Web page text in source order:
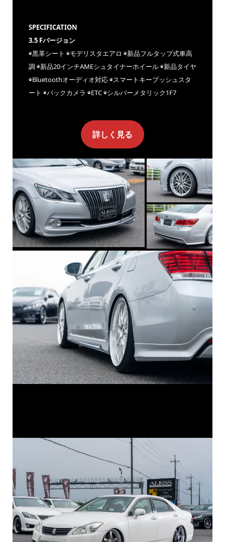
SPECIFICATION
3.5 Fバージョン
◉黒革シート ◉モデリスタエアロ ◉新品フルタップ式車高
調 ◉新品20インチAMEシュタイナーホイール ◉新品タイヤ
◉Bluetoothオーディオ対応 ◉スマートキープッシュスタ
ート ◉バックカメラ ◉ETC ◉シルバーメタリック1F7
詳しく見る